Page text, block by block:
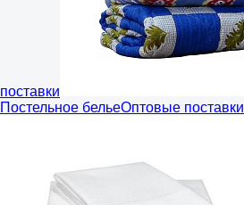
поставки
Постельное бельеОптовые поставки